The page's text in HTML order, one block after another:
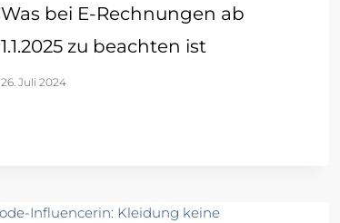
Was bei E-Rechnungen ab
1.1.2025 zu beachten ist
26. Juli 2024